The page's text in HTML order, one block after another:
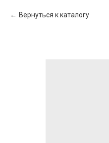
Вернуться к каталогу